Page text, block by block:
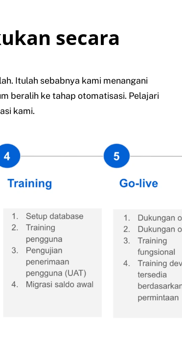
secara
Itulah sebabnya kami menangani
beralih ke tahap otomatisasi. Pelajari
kami.